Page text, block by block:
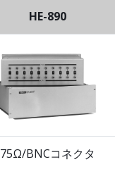
HE-890
75Ω/BNCコネクタ